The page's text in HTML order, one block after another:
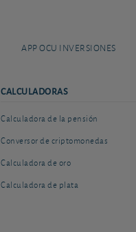
APP OCU INVERSIONES
CALCULADORAS
Calculadora de la pensión
Conversor de criptomonedas
Calculadora de oro
Calculadora de plata